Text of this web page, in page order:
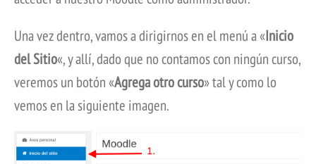
Una vez dentro, vamos a dirigirnos en el menú a «Inicio
del Sitio«, y allí, dado que no contamos con ningún curso,
veremos un botón «Agrega otro curso» tal y como lo
vemos en la siguiente imagen.